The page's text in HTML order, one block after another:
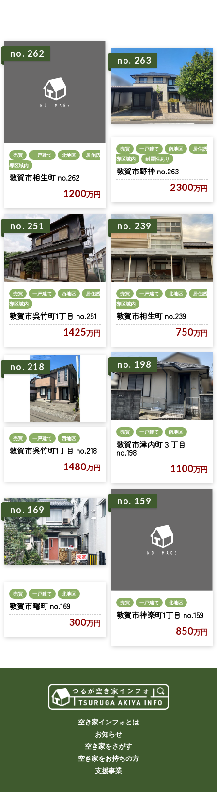
no. 262
売買 一戸建て 北地区
居住誘
導区域内
敦賀市相生町 no.262
1200万円
no. 263
売買 一戸建て 南地区
居住誘
導区域内
耐震性あり
敦賀市野神 no.263
2300万円
no. 251
売買 一戸建て 西地区
居住誘
導区域内
敦賀市呉竹町1丁目 no.251
1425万円
no. 239
売買 一戸建て 北地区
居住誘
導区域内
敦賀市相生町 no.239
750万円
no. 218
売買 一戸建て 西地区
敦賀市呉竹町1丁目 no.218
1480万円
no. 198
売買 一戸建て 南地区
敦賀市津内町３丁目
no.198
1100万円
no. 169
売買 一戸建て 北地区
敦賀市曙町 no.169
300万円
no. 159
売買 一戸建て 北地区
敦賀市神楽町1丁目 no.159
850万円
空き家インフォとは
お知らせ
空き家をさがす
空き家をお持ちの方
支援事業